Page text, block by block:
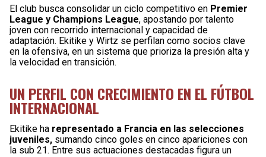
El club busca consolidar un ciclo competitivo en Premier
League y Champions League, apostando por talento
joven con recorrido internacional y capacidad de
adaptación. Ekitike y Wirtz se perfilan como socios clave
en la ofensiva, en un sistema que prioriza la presión alta y
la velocidad en transición.
UN PERFIL CON CRECIMIENTO EN EL FÚTBOL
INTERNACIONAL
Ekitike ha representado a Francia en las selecciones
juveniles, sumando cinco goles en cinco apariciones con
la sub 21. Entre sus actuaciones destacadas figura un